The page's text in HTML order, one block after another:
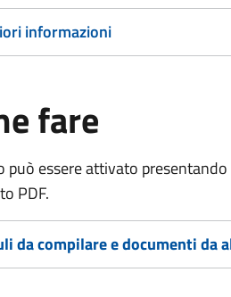
informazioni
fare
può essere attivato
PDF.
da compilare e documenti da